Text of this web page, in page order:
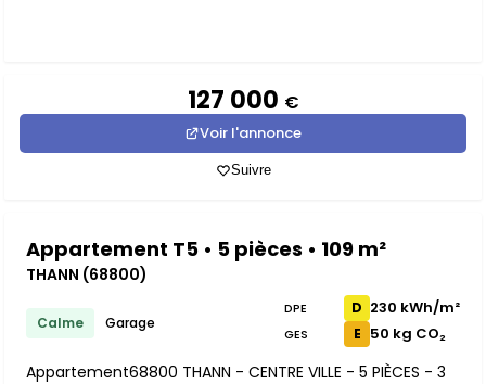
127 000 €
Voir l'annonce
Suivre
Appartement T5 • 5 pièces • 109 m²
THANN (68800)
Calme Garage
DPE D 230 kWh/m²
GES E 50 kg CO₂
Appartement68800 THANN - CENTRE VILLE - 5 PIÈCES - 3